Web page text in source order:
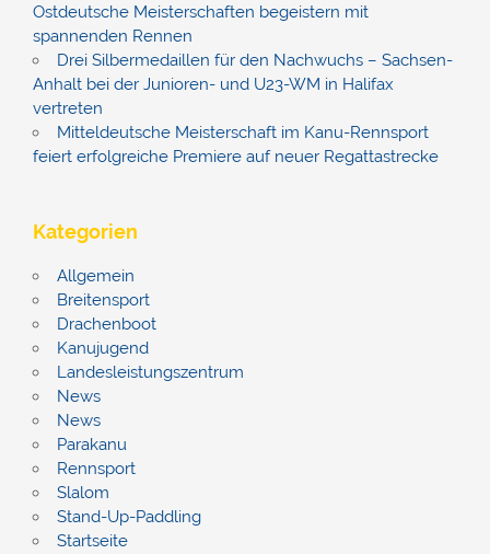
Ostdeutsche Meisterschaften begeistern mit
spannenden Rennen
Drei Silbermedaillen für den Nachwuchs – Sachsen-
Anhalt bei der Junioren- und U23-WM in Halifax
vertreten
Mitteldeutsche Meisterschaft im Kanu-Rennsport
feiert erfolgreiche Premiere auf neuer Regattastrecke
Kategorien
Allgemein
Breitensport
Drachenboot
Kanujugend
Landesleistungszentrum
News
News
Parakanu
Rennsport
Slalom
Stand-Up-Paddling
Startseite